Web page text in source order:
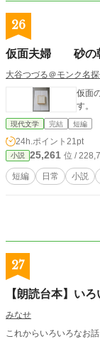
権、
26
仮面夫婦 砂の
大谷つづる＠モンク名探
仮面
す。
現代文学 完結 短編
24h.ポイント 21pt
小説 25,261 位 /
短編 日常 小説
27
【朗読台本】い
みなせ
これからいろいろなお